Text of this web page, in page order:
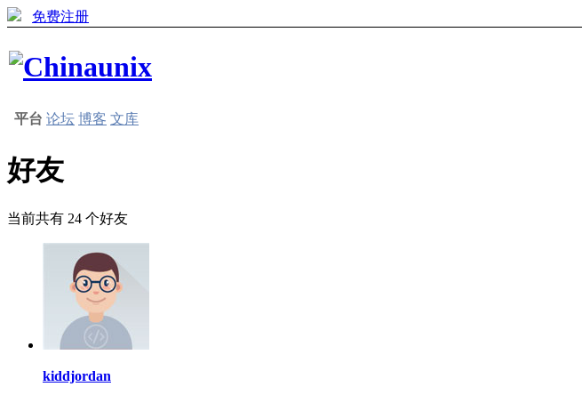
免费注册
平台 论坛 博客 文库
好友
当前共有 24 个好友
kiddjordan